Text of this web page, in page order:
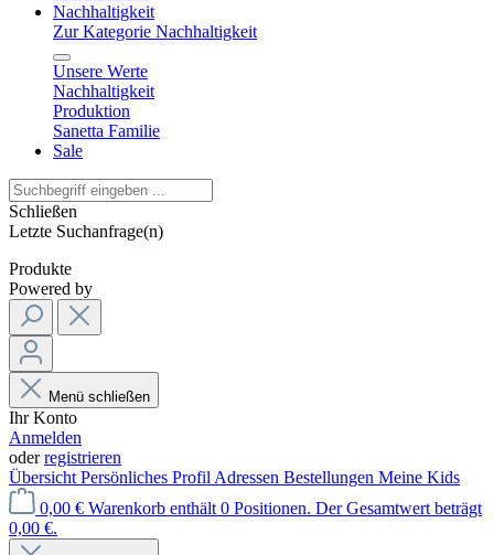
Nachhaltigkeit
Zur Kategorie Nachhaltigkeit
Unsere Werte
Nachhaltigkeit
Produktion
Sanetta Familie
Sale
Schließen
Letzte Suchanfrage(n)
Produkte
Powered by
Menü schließen
Ihr Konto
Anmelden
oderregistrieren
Übersicht Persönliches Profil Adressen Bestellungen Meine Kids
0,00 € Warenkorb enthält 0 Positionen. Der Gesamtwert beträgt
0,00 €.